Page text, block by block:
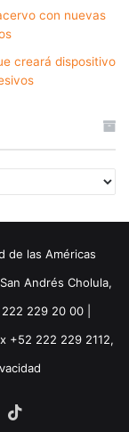
con nuevas
creará dispositivo
de las Américas
Andrés Cholula,
229 20 00 |
+52 222 229 2112,